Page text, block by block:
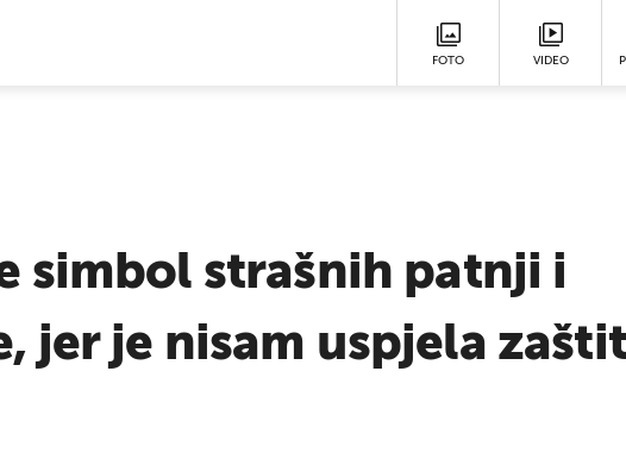
FOTO VIDEO
simbol strašnih patnji i
jer je nisam uspjela